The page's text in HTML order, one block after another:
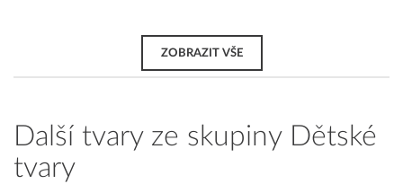
ZOBRAZIT VŠE
Další tvary ze skupiny Dětské
tvary